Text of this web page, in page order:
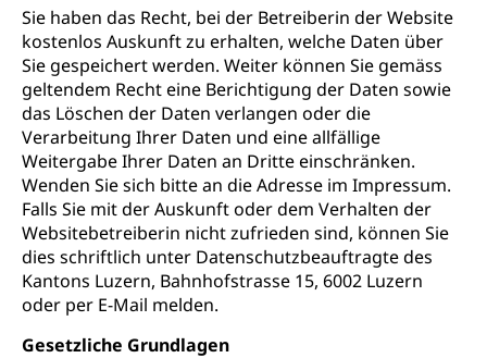
Sie haben das Recht, bei der Betreiberin der Website
kostenlos Auskunft zu erhalten, welche Daten über
Sie gespeichert werden. Weiter können Sie gemäss
geltendem Recht eine Berichtigung der Daten sowie
das Löschen der Daten verlangen oder die
Verarbeitung Ihrer Daten und eine allfällige
Weitergabe Ihrer Daten an Dritte einschränken.
Wenden Sie sich bitte an die Adresse im Impressum.
Falls Sie mit der Auskunft oder dem Verhalten der
Websitebetreiberin nicht zufrieden sind, können Sie
dies schriftlich unter Datenschutzbeauftragte des
Kantons Luzern, Bahnhofstrasse 15, 6002 Luzern
oder per E-Mail melden.
Gesetzliche Grundlagen